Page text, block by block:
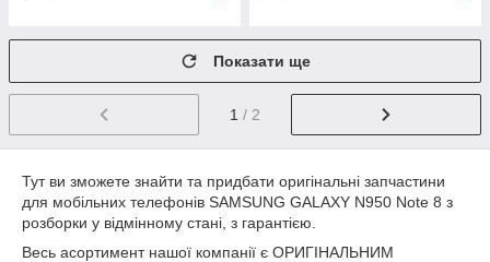
Показати ще
1 / 2
Тут ви зможете знайти та придбати оригінальні запчастини
для мобільних телефонів SAMSUNG GALAXY N950 Note 8 з
розборки у відмінному стані, з гарантією.
Весь асортимент нашої компанії є ОРИГІНАЛЬНИМ